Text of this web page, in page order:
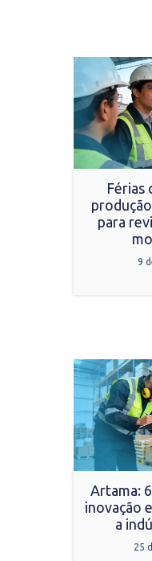
Férias
para
9
Artama:
inovação
a
25